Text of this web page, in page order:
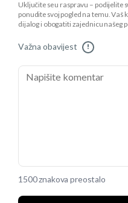
Uključite se u raspravu – podijelite
ponudite svoj pogled na temu.
dijalog i obogatiti zajednicu našeg
Važna obavijest !
1500 znakova preostalo